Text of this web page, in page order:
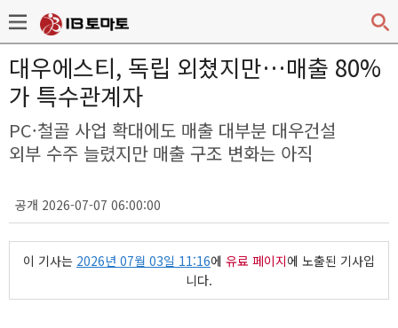
대우에스티, 독립 외쳤지만…매출 80%
가 특수관계자
PC·철골 사업 확대에도 매출 대부분 대우건설
외부 수주 늘렸지만 매출 구조 변화는 아직
공개 2026-07-07 06:00:00
이 기사는 2026년 07월 03일 11:16에 유료 페이지에 노출된 기사입
니다.